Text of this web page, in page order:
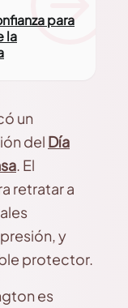
para
la
un
del Día
. El
retratar a
y
protector.
es